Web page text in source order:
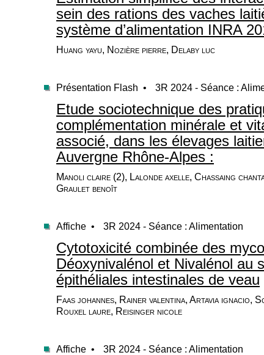
sein des rations des vaches
système d’alimentation INRA
Huang yayu, Nozière pierre, Delaby luc
Présentation Flash • 3R 2024 - Séance :
Etude sociotechnique des
complémentation minérale et
associé, dans les élevages
Auvergne Rhône-Alpes :
Manoli claire (2), Lalonde axelle, Chassaing
Graulet benoît
Affiche • 3R 2024 - Séance : Alimentation
Cytotoxicité combinée des
Déoxynivalénol et Nivalénol au
épithéliales intestinales de veau
Faas johannes, Rainer valentina, Artavia ignacio,
Rouxel laure, Reisinger nicole
Affiche • 3R 2024 - Séance : Alimentation